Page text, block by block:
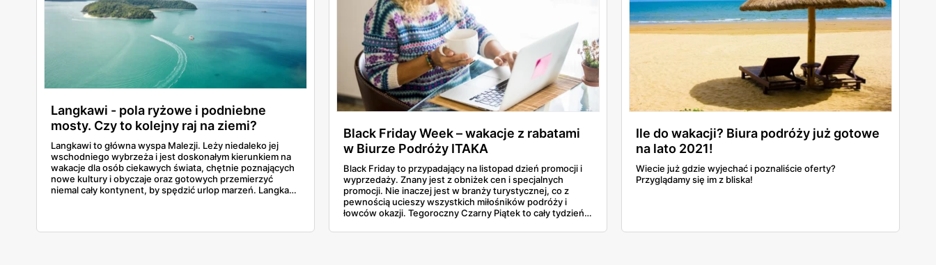
Langkawi - pola ryżowe i podniebne
mosty. Czy to kolejny raj na ziemi?
Langkawi to główna wyspa Malezji. Leży niedaleko jej
wschodniego wybrzeża i jest doskonałym kierunkiem na
wakacje dla osób ciekawych świata, chętnie poznających
nowe kultury i obyczaje oraz gotowych przemierzyć
niemal cały kontynent, by spędzić urlop marzeń. Langkawi
Black Friday Week – wakacje z rabatami
w Biurze Podróży ITAKA
Black Friday to przypadający na listopad dzień promocji i
wyprzedaży. Znany jest z obniżek cen i specjalnych
promocji. Nie inaczej jest w branży turystycznej, co z
pewnością ucieszy wszystkich miłośników podróży i
łowców okazji. Tegoroczny Czarny Piątek to cały tydzień
Podróży ITAKA podczas Black Friday Week.
Ile do wakacji? Biura podróży już gotowe
na lato 2021!
Wiecie już gdzie wyjechać i poznaliście oferty?
Przyglądamy się im z bliska!